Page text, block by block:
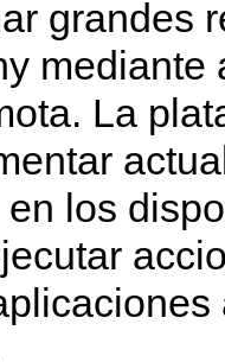
grandes
La
los